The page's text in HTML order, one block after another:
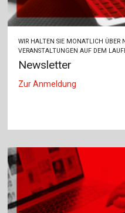
WIR HALTEN SIE MONATLICH ÜBER
VERANSTALTUNGEN AUF DEM
Newsletter
Zur Anmeldung